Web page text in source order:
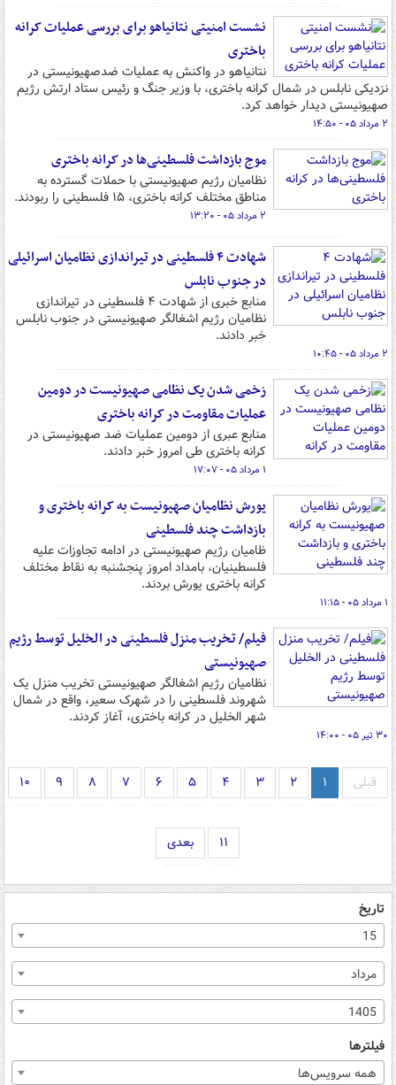
نشست امنیتی نتانیاهو برای بررسی عملیات کرانه
باختری
نتانیاهو در واکنش به عملیات ضدصهیونیستی در
نزدیکی نابلس در شمال کرانه باختری، با وزیر جنگ و رئیس ستاد ارتش رژیم
صهیونیستی دیدار خواهد کرد.
۲ مرداد ۰۵ - ۱۴:۵۰
موج بازداشت فلسطینی‌ها در کرانه باختری
نظامیان رژیم صهیونیستی با حملات گسترده به
مناطق مختلف کرانه باختری، ۱۵ فلسطینی را ربودند.
۲ مرداد ۰۵ - ۱۳:۲۰
شهادت ۴ فلسطینی در تیراندازی نظامیان اسرائیلی
در جنوب نابلس
منابع خبری از شهادت ۴ فلسطینی در تیراندازی
نظامیان رژیم اشغالگر صهیونیستی در جنوب نابلس
خبر دادند.
۲ مرداد ۰۵ - ۱۰:۴۵
زخمی شدن یک نظامی صهیونیست در دومین
عملیات مقاومت در کرانه باختری
منابع عبری از دومین عملیات ضد صهیونیستی در
کرانه باختری طی امروز خبر دادند.
۱ مرداد ۰۵ - ۱۷:۰۷
یورش نظامیان صهیونیست به کرانه باختری و
بازداشت چند فلسطینی
ظامیان رژیم صهیونیستی در ادامه تجاوزات علیه
فلسطینیان، بامداد امروز پنجشنبه به نقاط مختلف
کرانه باختری یورش بردند.
۱ مرداد ۰۵ - ۱۱:۱۵
فیلم/ تخریب منزل فلسطینی در الخلیل توسط رژیم
صهیونیستی
نظامیان رژیم اشغالگر صهیونیستی تخریب منزل یک
شهروند فلسطینی را در شهرک سعیر، واقع در شمال
شهر الخلیل در کرانه باختری، آغاز کردند.
۳۰ تیر ۰۵ - ۱۴:۰۰
قبلی ۱ ۲ ۳ ۴ ۵ ۶ ۷ ۸ ۹ ۱۰
۱۱ بعدی
تاریخ
15
مرداد
1405
فیلترها
همه سرویس‌ها